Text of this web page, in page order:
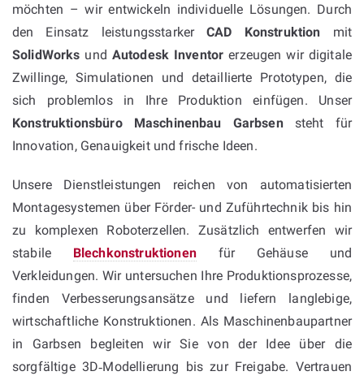
möchten – wir entwickeln individuelle Lösungen. Durch
den Einsatz leistungsstarkerCAD Konstruktion mit
SolidWorks und Autodesk Inventor erzeugen wir digitale
Zwillinge, Simulationen und detaillierte Prototypen, die
sich problemlos in Ihre Produktion einfügen. Unser
Konstruktionsbüro Maschinenbau Garbsensteht für
Innovation, Genauigkeit und frische Ideen.
Unsere Dienstleistungen reichen von automatisierten
Montagesystemen über Förder- und Zuführtechnik bis hin
zu komplexen Roboterzellen. Zusätzlich entwerfen wir
stabile Blechkonstruktionenfür Gehäuse und
Verkleidungen. Wir untersuchen Ihre Produktionsprozesse,
finden Verbesserungsansätze und liefern langlebige,
wirtschaftliche Konstruktionen. Als Maschinenbaupartner
in Garbsen begleiten wir Sie von der Idee über die
sorgfältige 3D‑Modellierung bis zur Freigabe. Vertrauen